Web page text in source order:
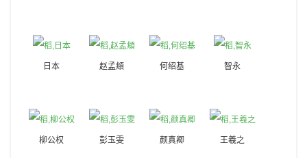
日本 赵孟頫 何绍基 智永
柳公权 彭玉雯 颜真卿 王羲之